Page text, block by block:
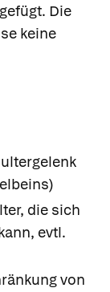
Die
keine
die sich
evtl.
von